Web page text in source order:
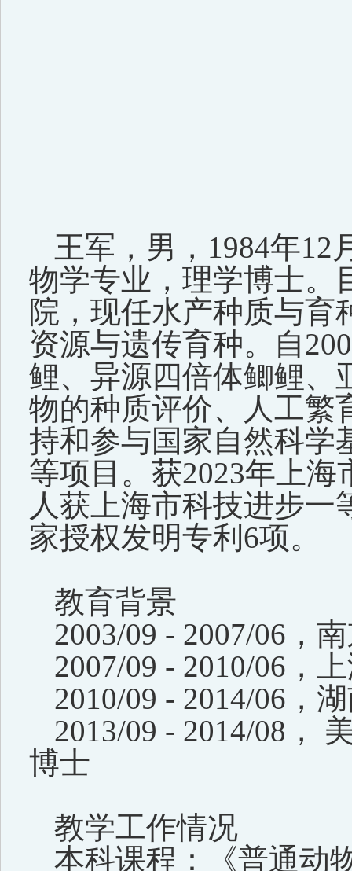
王军，男，1984年12
物学专业，理学博士。
院，现任水产种质与育
资源与遗传育种。自
鲤、异源四倍体鲫鲤、
物的种质评价、人工繁
持和参与国家自然科学
等项目。获2023年上
人获上海市科技进步一
家授权发明专利6项。
教育背景
2003/09 - 2007/06，
2007/09 - 2010/06，
2010/09 - 2014/06，
2013/09 - 2014/08，
博士
教学工作情况
本科课程：《普通动